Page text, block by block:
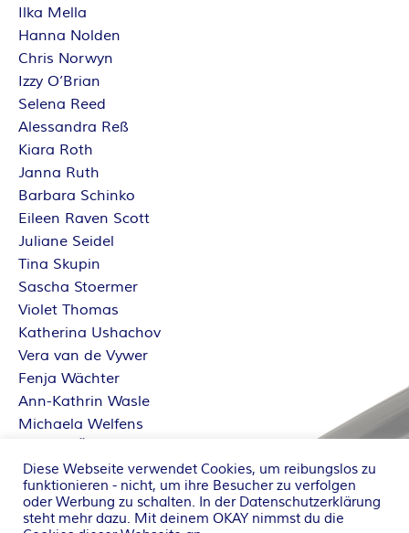
Ilka Mella
Hanna Nolden
Chris Norwyn
Izzy O’Brian
Selena Reed
Alessandra Reß
Kiara Roth
Janna Ruth
Barbara Schinko
Eileen Raven Scott
Juliane Seidel
Tina Skupin
Sascha Stoermer
Violet Thomas
Katherina Ushachov
Vera van de Vywer
Fenja Wächter
Ann-Kathrin Wasle
Michaela Welfens
Dorothe Zürcher
Diese Webseite verwendet Cookies, um reibungslos zu
funktionieren - nicht, um ihre Besucher zu verfolgen
oder Werbung zu schalten. In der Datenschutzerklärung
steht mehr dazu. Mit deinem OKAY nimmst du die